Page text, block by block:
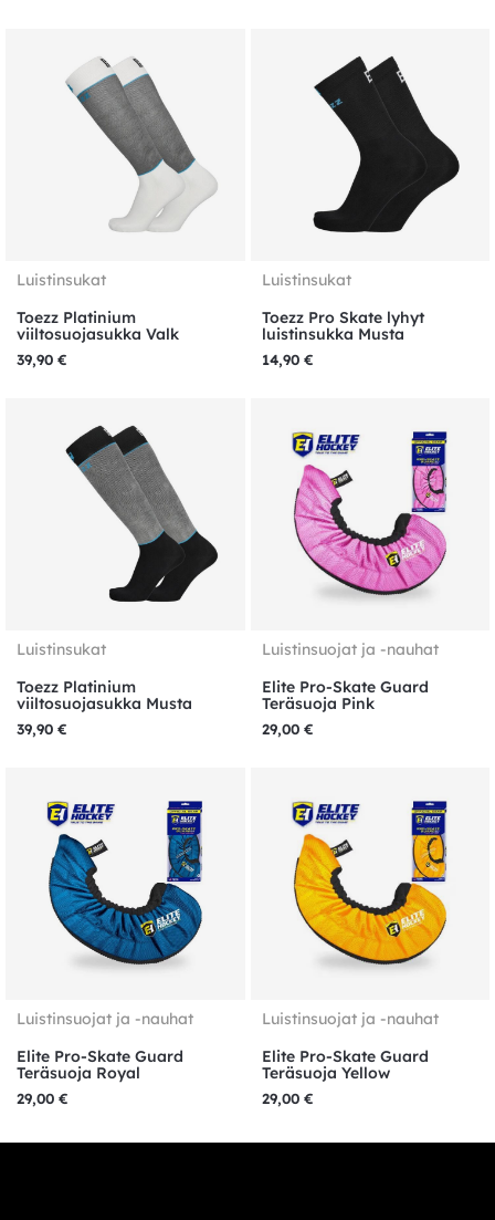
Luistinsukat
Toezz Platinium
viiltosuojasukka Valk
39,90 €
Luistinsukat
Toezz Pro Skate lyhyt
luistinsukka Musta
14,90 €
Luistinsukat
Toezz Platinium
viiltosuojasukka Musta
39,90 €
Luistinsuojat ja -nauhat
Elite Pro-Skate Guard
Teräsuoja Pink
29,00 €
Luistinsuojat ja -nauhat
Elite Pro-Skate Guard
Teräsuoja Royal
29,00 €
Luistinsuojat ja -nauhat
Elite Pro-Skate Guard
Teräsuoja Yellow
29,00 €